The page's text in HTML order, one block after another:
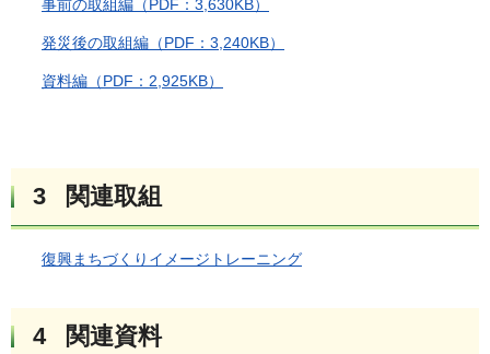
事前の取組編（PDF：3,630KB）
発災後の取組編（PDF：3,240KB）
資料編（PDF：2,925KB）
3 関連取組
復興まちづくりイメージトレーニング
4 関連資料